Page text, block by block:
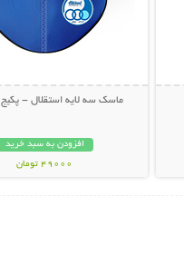
ماسک سه لایه استقلال - پکیج 2 عددی
افزودن به سبد خرید
49000 تومان